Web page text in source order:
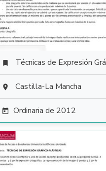
 Técnicas de Expresión Gráfico Plástica
 Castilla-La Mancha
 Ordinaria de 2012